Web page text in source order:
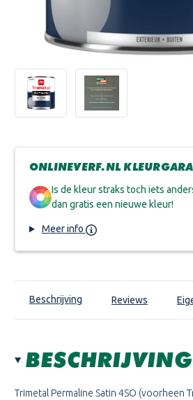
ONLINEVERF.NL
Is de kleur straks toch iets
dan gratis een nieuwe kleur!
Meer info
Beschrijving Reviews
BESCHRIJVING
Trimetal Permaline Satin 4SO (voorheen